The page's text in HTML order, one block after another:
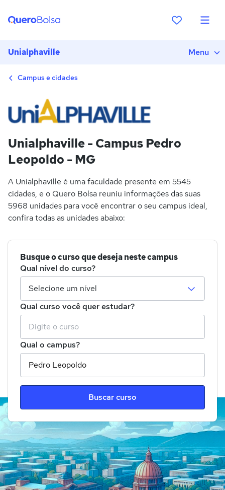
Unialphaville Menu
Campus e cidades
Unialphaville - Campus Pedro
Leopoldo - MG
A Unialphaville é uma faculdade presente em 5545
cidades, e o Quero Bolsa reuniu informações das suas
5968 unidades para você encontrar o seu campus ideal,
confira todas as unidades abaixo:
Busque o curso que deseja neste campus
Qual nível do curso?
Qual curso você quer estudar?
Qual o campus?
Buscar curso